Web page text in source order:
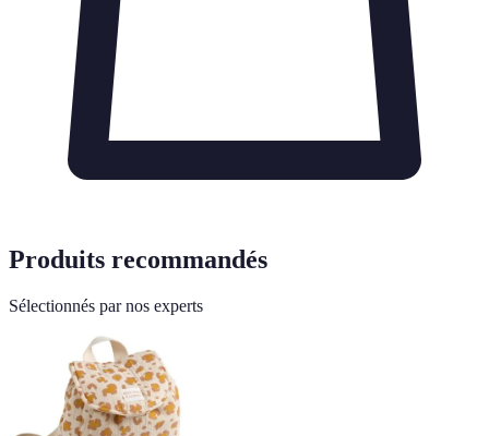
Produits recommandés
Sélectionnés par nos experts